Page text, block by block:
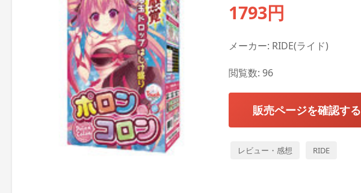
1793円
メーカー: RIDE(ライド)
閲覧数: 96
販売ページを確認する
レビュー・感想 RIDE